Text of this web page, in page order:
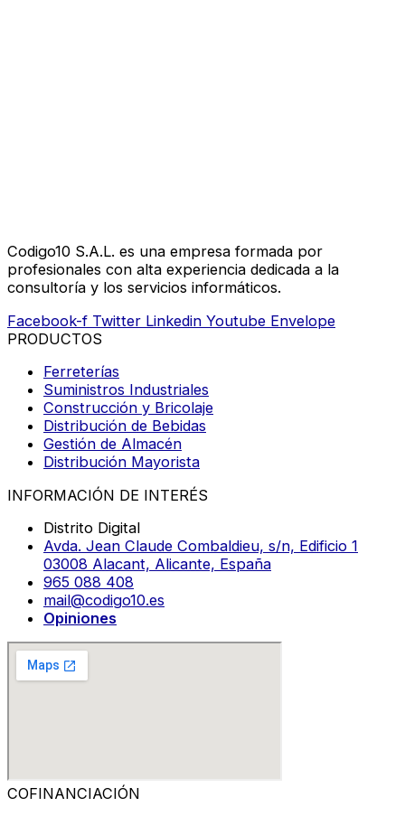
Codigo10 S.A.L. es una empresa formada por
profesionales con alta experiencia dedicada a la
consultoría y los servicios informáticos.
Facebook-f Twitter Linkedin Youtube Envelope
PRODUCTOS
Ferreterías
Suministros Industriales
Construcción y Bricolaje
Distribución de Bebidas
Gestión de Almacén
Distribución Mayorista
INFORMACIÓN DE INTERÉS
Distrito Digital
Avda. Jean Claude Combaldieu, s/n, Edificio 1
03008 Alacant, Alicante, España
965 088 408
mail@codigo10.es
Opiniones
COFINANCIACIÓN